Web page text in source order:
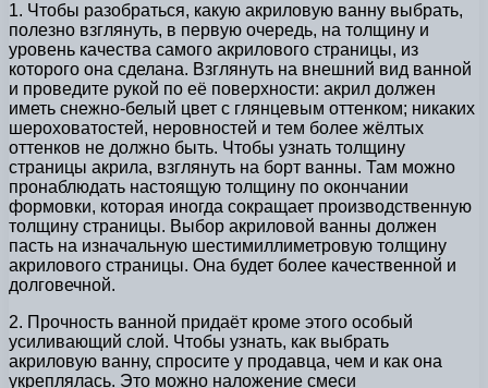
1. Чтобы разобраться, какую акриловую ванну выбрать,
полезно взглянуть, в первую очередь, на толщину и
уровень качества самого акрилового страницы, из
которого она сделана. Взглянуть на внешний вид ванной
и проведите рукой по её поверхности: акрил должен
иметь снежно-белый цвет с глянцевым оттенком; никаких
шероховатостей, неровностей и тем более жёлтых
оттенков не должно быть. Чтобы узнать толщину
страницы акрила, взглянуть на борт ванны. Там можно
пронаблюдать настоящую толщину по окончании
формовки, которая иногда сокращает производственную
толщину страницы. Выбор акриловой ванны должен
пасть на изначальную шестимиллиметровую толщину
акрилового страницы. Она будет более качественной и
долговечной.
2. Прочность ванной придаёт кроме этого особый
усиливающий слой. Чтобы узнать, как выбрать
акриловую ванну, спросите у продавца, чем и как она
укреплялась. Это можно наложение смеси